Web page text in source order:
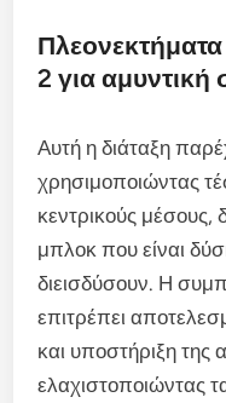
2 για αμυντική
Αυτή η διάταξη
χρησιμοποιώντας
κεντρικούς
μπλοκ που είναι
διεισδύσουν. Η
επιτρέπει
και υποστήριξη της
ελαχιστοποιώντας